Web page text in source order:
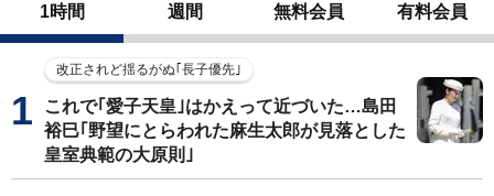
1時間 週間 無料会員 有料会員
改正されど揺るがぬ｢長子優先｣
これで｢愛子天皇｣はかえって近づいた…島田
裕巳｢野望にとらわれた麻生太郎が見落とした
皇室典範の大原則｣